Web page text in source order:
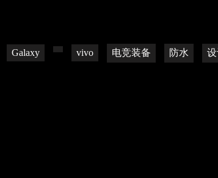
Galaxy vivo 电竞装备 防水